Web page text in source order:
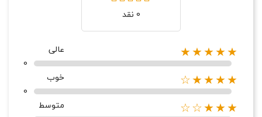
0 نقد
★★★★★
عالی
0
★★★★☆
خوب
0
★★★☆☆
متوسط